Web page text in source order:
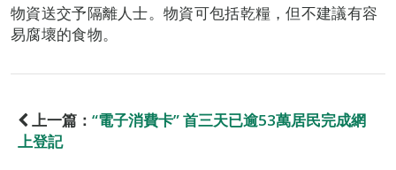
物資送交予隔離人士。物資可包括乾糧，但不建議有容
易腐壞的食物。
上一篇： “電子消費卡” 首三天已逾53萬居民完成網
上登記